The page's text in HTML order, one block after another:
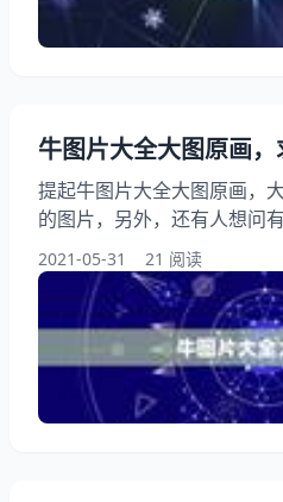
以内，字母1，希望能够帮
的网名男生
牛图片大全大图原画
提起牛图片大全大图原画，
的图片，另外，还有人想问
道这是怎么回事？其实谁有
起来看看求卡通的牛图片，
图片大全大图原画 牛的图片
助，别忘了采纳为满意答案
有牛有B 求一张死牛图片，
片，搜索一下就可以找到很
片
2021-05-31 21 阅读